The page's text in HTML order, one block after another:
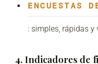
ENCUESTAS
: simples, rápidas
4. Indicadores de